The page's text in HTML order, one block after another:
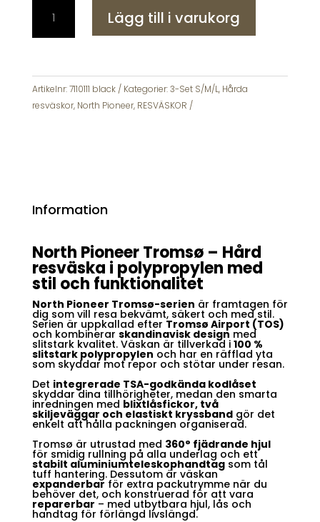
var:
priset
är:
Pioneer
Tromsø
3-
set
S
Lägg till i varukorg
Artikelnr:7110111 black Kategorier:3-Set S/M/L, Hårda
resväskor, North Pioneer, RESVÄSKOR
Information
North Pioneer Tromsø – Hård
resväska i polypropylen med
stil och funktionalitet
North Pioneer Tromsø-serien är framtagen för
dig som vill resa bekvämt, säkert och med stil.
Serien är uppkallad efter Tromsø Airport (TOS)
och kombinerar skandinavisk design med
slitstark kvalitet. Väskan är tillverkad i 100 %
slitstark polypropylen och har en räfflad yta
som skyddar mot repor och stötar under resan.
Det integrerade TSA-godkända kodlåset
skyddar dina tillhörigheter, medan den smarta
inredningen med blixtlåsfickor, två
skiljeväggar och elastiskt kryssbandgör det
enkelt att hålla packningen organiserad.
Tromsø är utrustad med 360° fjädrande hjul
för smidig rullning på alla underlag och ett
stabilt aluminiumteleskophandtagsom tål
tuff hantering. Dessutom är väskan
expanderbar för extra packutrymme när du
behöver det, och konstruerad för att vara
reparerbar– med utbytbara hjul, lås och
handtag för förlängd livslängd.